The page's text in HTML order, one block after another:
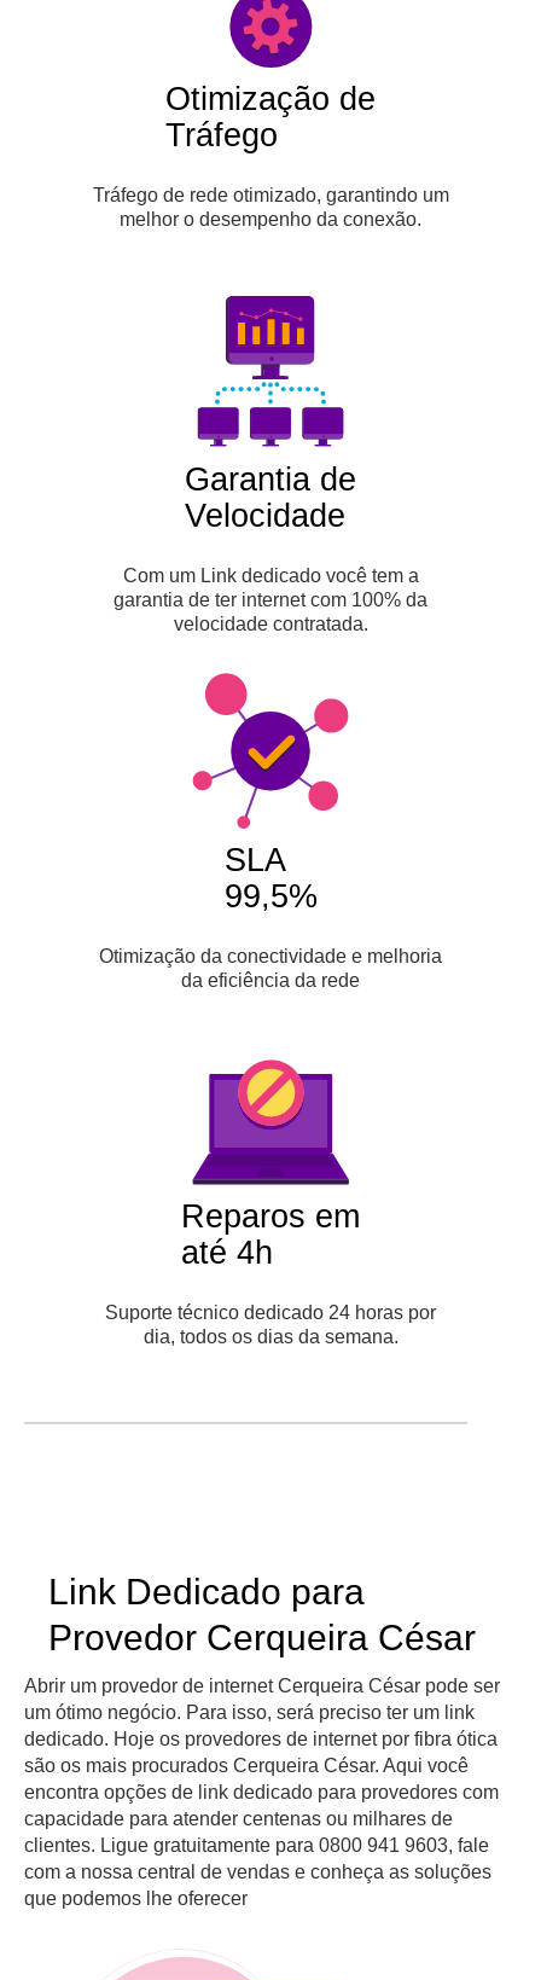
Otimização de
Tráfego
Tráfego de rede otimizado, garantindo um
melhor o desempenho da conexão.
Garantia de
Velocidade
Com um Link dedicado você tem a
garantia de ter internet com 100% da
velocidade contratada.
SLA
99,5%
Otimização da conectividade e melhoria
da eficiência da rede
Reparos em
até 4h
Suporte técnico dedicado 24 horas por
dia, todos os dias da semana.
Link Dedicado para
Provedor Cerqueira César
Abrir um provedor de internet Cerqueira César pode ser
um ótimo negócio. Para isso, será preciso ter um link
dedicado. Hoje os provedores de internet por fibra ótica
são os mais procurados Cerqueira César. Aqui você
encontra opções de link dedicado para provedores com
capacidade para atender centenas ou milhares de
clientes. Ligue gratuitamente para 0800 941 9603, fale
com a nossa central de vendas e conheça as soluções
que podemos lhe oferecer